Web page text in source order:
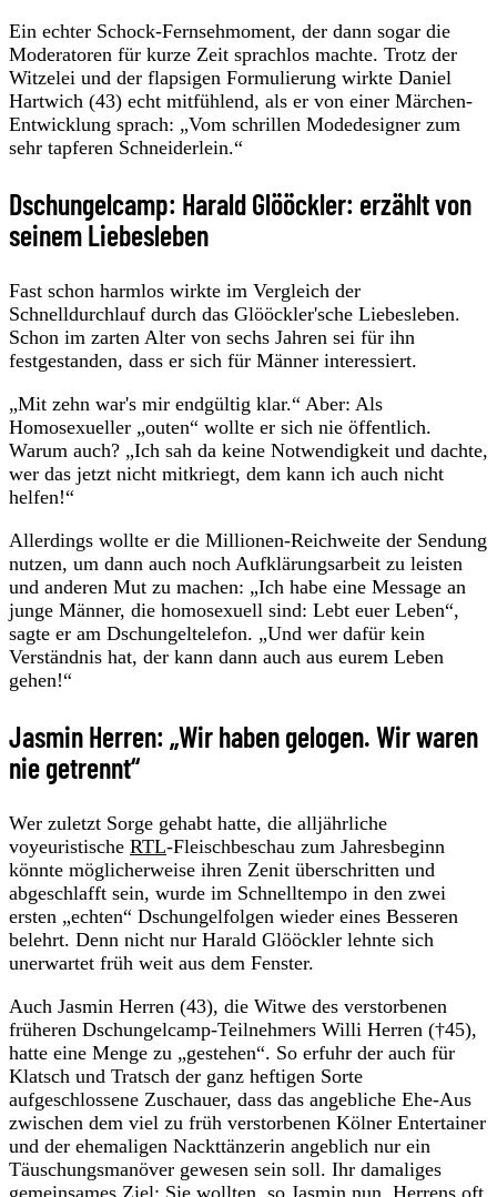
Ein echter Schock-Fernsehmoment, der dann sogar die
Moderatoren für kurze Zeit sprachlos machte. Trotz der
Witzelei und der flapsigen Formulierung wirkte Daniel
Hartwich (43) echt mitfühlend, als er von einer Märchen-
Entwicklung sprach: „Vom schrillen Modedesigner zum
sehr tapferen Schneiderlein.“
Dschungelcamp: Harald Glööckler: erzählt von
seinem Liebesleben
Fast schon harmlos wirkte im Vergleich der
Schnelldurchlauf durch das Glööckler'sche Liebesleben.
Schon im zarten Alter von sechs Jahren sei für ihn
festgestanden, dass er sich für Männer interessiert.
„Mit zehn war's mir endgültig klar.“ Aber: Als
Homosexueller „outen“ wollte er sich nie öffentlich.
Warum auch? „Ich sah da keine Notwendigkeit und dachte,
wer das jetzt nicht mitkriegt, dem kann ich auch nicht
helfen!“
Allerdings wollte er die Millionen-Reichweite der Sendung
nutzen, um dann auch noch Aufklärungsarbeit zu leisten
und anderen Mut zu machen: „Ich habe eine Message an
junge Männer, die homosexuell sind: Lebt euer Leben“,
sagte er am Dschungeltelefon. „Und wer dafür kein
Verständnis hat, der kann dann auch aus eurem Leben
gehen!“
Jasmin Herren: „Wir haben gelogen. Wir waren
nie getrennt“
Wer zuletzt Sorge gehabt hatte, die alljährliche
voyeuristische RTL-Fleischbeschau zum Jahresbeginn
könnte möglicherweise ihren Zenit überschritten und
abgeschlafft sein, wurde im Schnelltempo in den zwei
ersten „echten“ Dschungelfolgen wieder eines Besseren
belehrt. Denn nicht nur Harald Glööckler lehnte sich
unerwartet früh weit aus dem Fenster.
Auch Jasmin Herren (43), die Witwe des verstorbenen
früheren Dschungelcamp-Teilnehmers Willi Herren (†45),
hatte eine Menge zu „gestehen“. So erfuhr der auch für
Klatsch und Tratsch der ganz heftigen Sorte
aufgeschlossene Zuschauer, dass das angebliche Ehe-Aus
zwischen dem viel zu früh verstorbenen Kölner Entertainer
und der ehemaligen Nackttänzerin angeblich nur ein
Täuschungsmanöver gewesen sein soll. Ihr damaliges